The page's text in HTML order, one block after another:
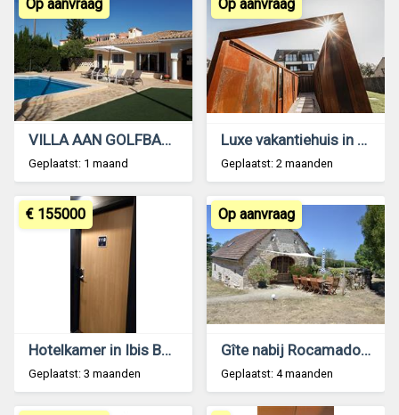
VILLA AAN GOLFBAAN SPANJE COSTA BLANCA PRIVE ZWEMB
Geplaatst: 1 maand
Op aanvraag
Luxe vakantiehuis in Vlaanderen
Geplaatst: 2 maanden
Op aanvraag
Hotelkamer in Ibis Budget Blankenberge
Geplaatst: 3 maanden
€ 155000
Gîte nabij Rocamadour (Lot, Frankrijk)
Geplaatst: 4 maanden
Op aanvraag